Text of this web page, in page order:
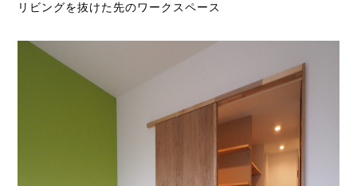
リビングを抜けた先のワークスペース